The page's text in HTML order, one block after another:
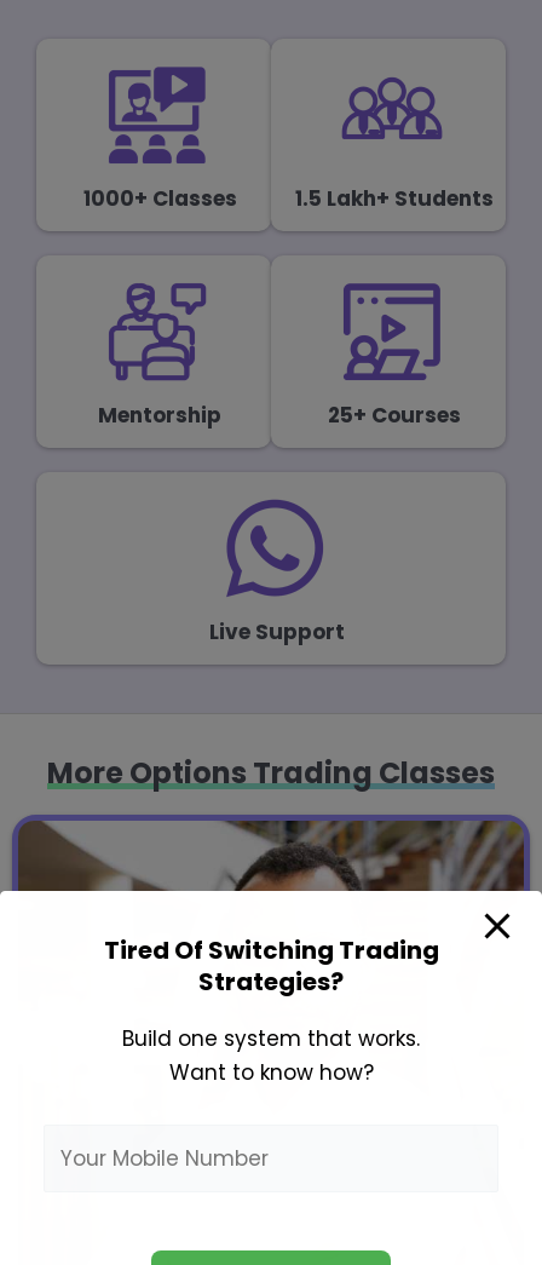
1000+ Classes 1.5 Lakh+ Students
Mentorship 25+ Courses
Live Support
More Options Trading Classes
Tired Of Switching Trading
Strategies?
Build one system that works.
Want to know how?